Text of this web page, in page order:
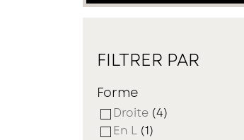
FILTRER PAR
Forme
Droite (4)
En L (1)